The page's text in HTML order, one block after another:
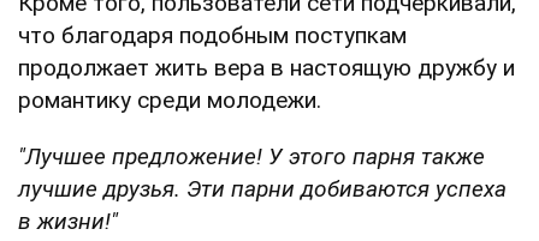
что благодаря подобным поступкам
продолжает жить вера в настоящую дружбу и
романтику среди молодежи.
"Лучшее предложение! У этого парня также
лучшие друзья. Эти парни добиваются успеха
в жизни!"